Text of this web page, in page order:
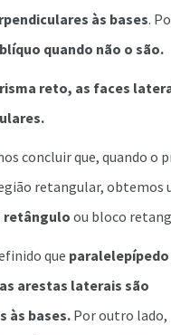
às bases.
quando não o são.
reto, as faces
concluir que, quando o
retangular, obtemos
retângulo ou bloco
que
arestas laterais são
às bases.Por outro lado,